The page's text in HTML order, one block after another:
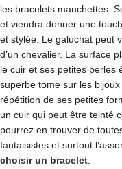
les bracelets manchettes.
et viendra donner une
et stylée. Le galuchat peut
d’un chevalier. La surface
le cuir et ses petites perles
superbe tome sur les
répétition de ses petites
un cuir qui peut être teinté
pourrez en trouver de
fantaisistes et surtout
choisir un bracelet